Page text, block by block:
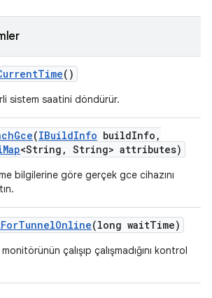
Time()
sistem saatini döndürür.
Gce(IBuildInfo buildInfo ,
Map<String , String> attributes)
bilgilerine göre gerçek gce cihazını
ForTunnelOnline(long waitTime)
çalışıp çalışmadığını kontrol